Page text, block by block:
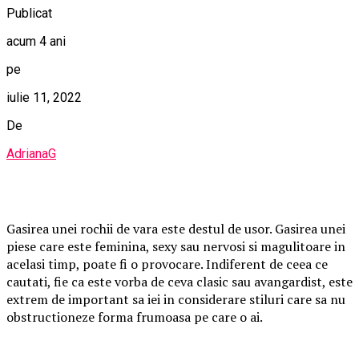
Publicat
acum 4 ani
pe
iulie 11, 2022
De
AdrianaG
Gasirea unei rochii de vara este destul de usor. Gasirea unei
piese care este feminina, sexy sau nervosi si magulitoare in
acelasi timp, poate fi o provocare. Indiferent de ceea ce
cautati, fie ca este vorba de ceva clasic sau avangardist, este
extrem de important sa iei in considerare stiluri care sa nu
obstructioneze forma frumoasa pe care o ai.